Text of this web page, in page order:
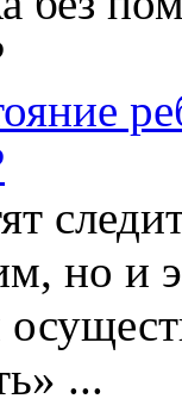
но и
...